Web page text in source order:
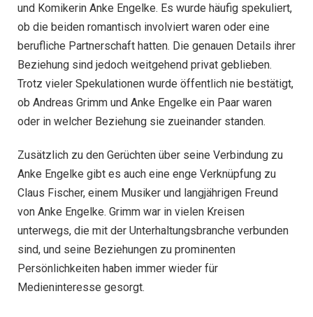
und Komikerin Anke Engelke. Es wurde häufig spekuliert,
ob die beiden romantisch involviert waren oder eine
berufliche Partnerschaft hatten. Die genauen Details ihrer
Beziehung sind jedoch weitgehend privat geblieben.
Trotz vieler Spekulationen wurde öffentlich nie bestätigt,
ob Andreas Grimm und Anke Engelke ein Paar waren
oder in welcher Beziehung sie zueinander standen.
Zusätzlich zu den Gerüchten über seine Verbindung zu
Anke Engelke gibt es auch eine enge Verknüpfung zu
Claus Fischer, einem Musiker und langjährigen Freund
von Anke Engelke. Grimm war in vielen Kreisen
unterwegs, die mit der Unterhaltungsbranche verbunden
sind, und seine Beziehungen zu prominenten
Persönlichkeiten haben immer wieder für
Medieninteresse gesorgt.